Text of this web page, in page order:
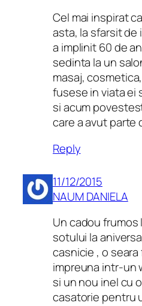
Cel mai inspirat
asta, la sfarsit de
a implinit 60 de
sedinta la un
masaj,
fusese in viata ei
si acum
care a avut parte
Reply
11/12/2015
NAUM DANIELA
Un cadou
sotului la
casnicie , o
impreuna intr-un
si un nou inel cu
casatorie pentru